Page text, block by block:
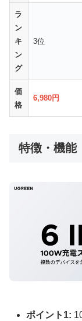
ラ
ン
キ
ン
グ
3位
価
格
6,980円
特徴・機能
ポイント1: